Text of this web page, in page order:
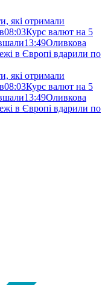
які отримали
08:03Курс валют на 5
13:49Оливкова
в Європі вдарили по
які отримали
08:03Курс валют на 5
13:49Оливкова
в Європі вдарили по